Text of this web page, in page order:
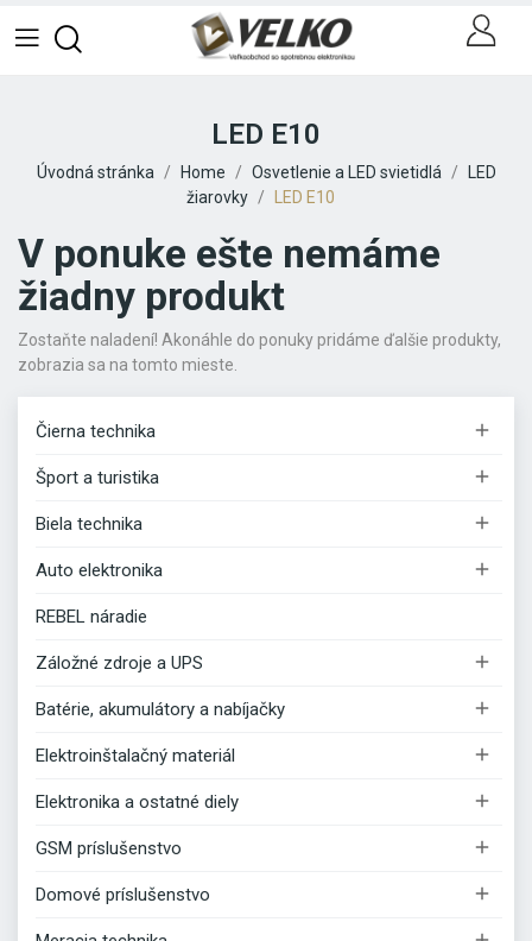
Čierna technika 
Šport a turistika 
Biela technika 
Auto elektronika 
REBEL náradie
Záložné zdroje a UPS 
Batérie, akumulátory a nabíjačky 
Elektroinštalačný materiál 
Elektronika a ostatné diely 
GSM príslušenstvo 
Domové príslušenstvo 
LED E10
Úvodná stránka Home Osvetlenie a LED svietidlá
LED
žiarovky
LED E10
V ponuke ešte nemáme
žiadny produkt
Zostaňte naladení! Akonáhle do ponuky pridáme ďalšie produkty,
zobrazia sa na tomto mieste.